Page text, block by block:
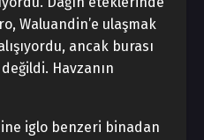
Waluandin’e ulaşmak
ancak burası
Havzanın
iglo benzeri binadan